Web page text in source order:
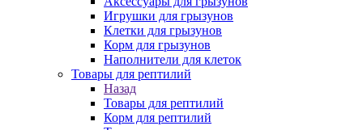
Игрушки для грызунов
Клетки для грызунов
Корм для грызунов
Наполнители для клеток
Товары для рептилий
Назад
Товары для рептилий
Корм для рептилий